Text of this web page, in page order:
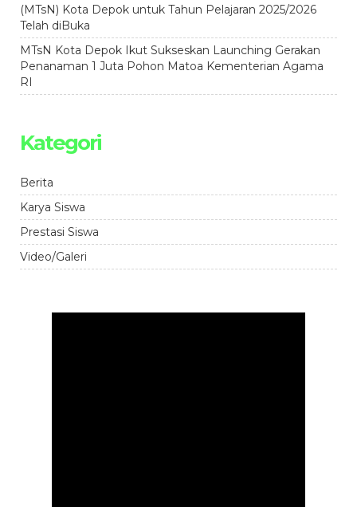
(MTsN) Kota Depok untuk Tahun Pelajaran 2025/2026
Telah diBuka
MTsN Kota Depok Ikut Sukseskan Launching Gerakan
Penanaman 1 Juta Pohon Matoa Kementerian Agama
RI
Kategori
Berita
Karya Siswa
Prestasi Siswa
Video/Galeri